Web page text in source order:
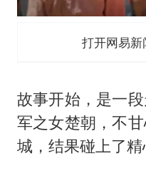
打开网易
故事开始，是一
军之女楚朝，不
城，结果碰上了精